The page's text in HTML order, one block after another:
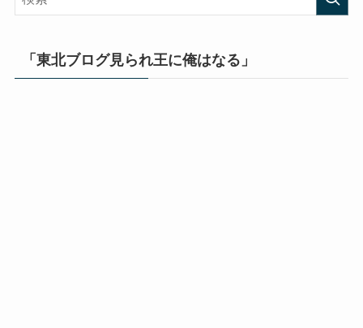
「東北ブログ見られ王に俺はなる」